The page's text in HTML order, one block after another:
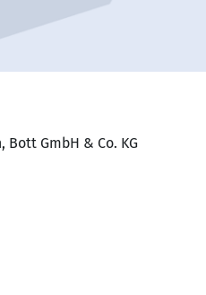
GmbH & Co. KG